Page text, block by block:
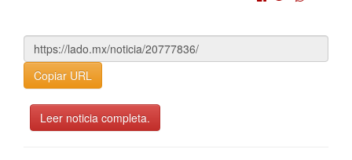
Copiar URL
Leer noticia completa.